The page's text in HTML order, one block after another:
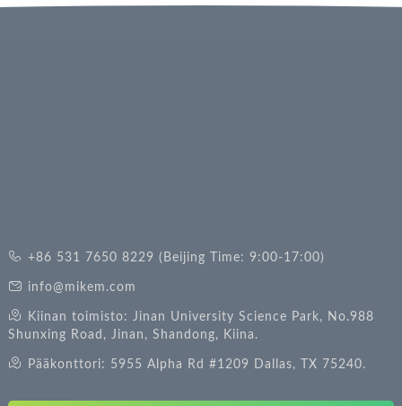
+86 531 7650 8229 (Beijing Time: 9:00-17:00)
info@mikem.com
Kiinan toimisto: Jinan University Science Park, No.988
Shunxing Road, Jinan, Shandong, Kiina.
Pääkonttori: 5955 Alpha Rd #1209 Dallas, TX 75240.